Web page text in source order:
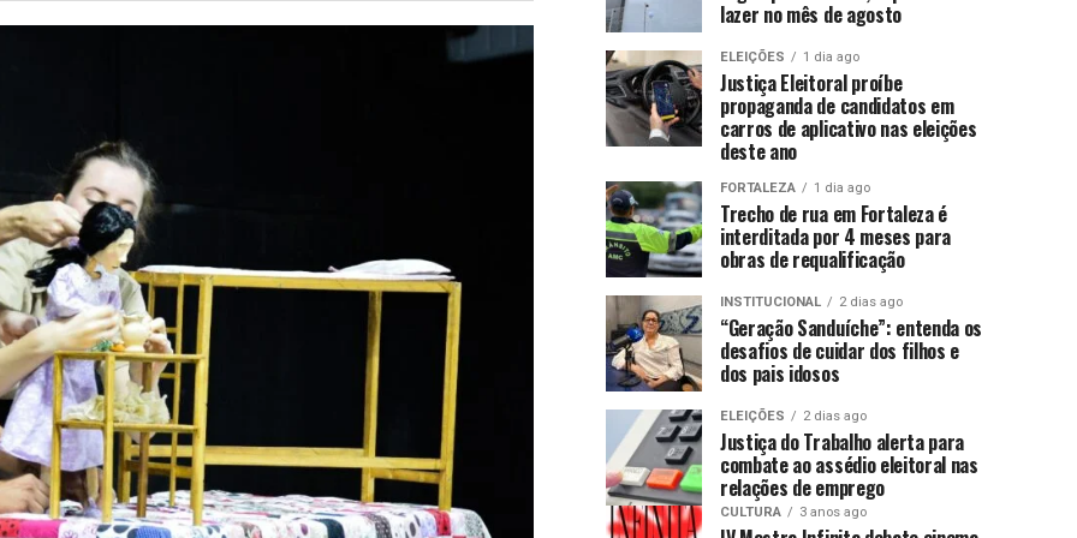
lazer no mês de agosto
ELEIÇÕES 1 dia ago
Justiça Eleitoral proíbe
propaganda de candidatos em
carros de aplicativo nas eleições
deste ano
FORTALEZA 1 dia ago
Trecho de rua em Fortaleza é
interditada por 4 meses para
obras de requalificação
INSTITUCIONAL 2 dias ago
“Geração Sanduíche”: entenda os
desafios de cuidar dos filhos e
dos pais idosos
ELEIÇÕES 2 dias ago
Justiça do Trabalho alerta para
combate ao assédio eleitoral nas
relações de emprego
CULTURA 3 anos ago